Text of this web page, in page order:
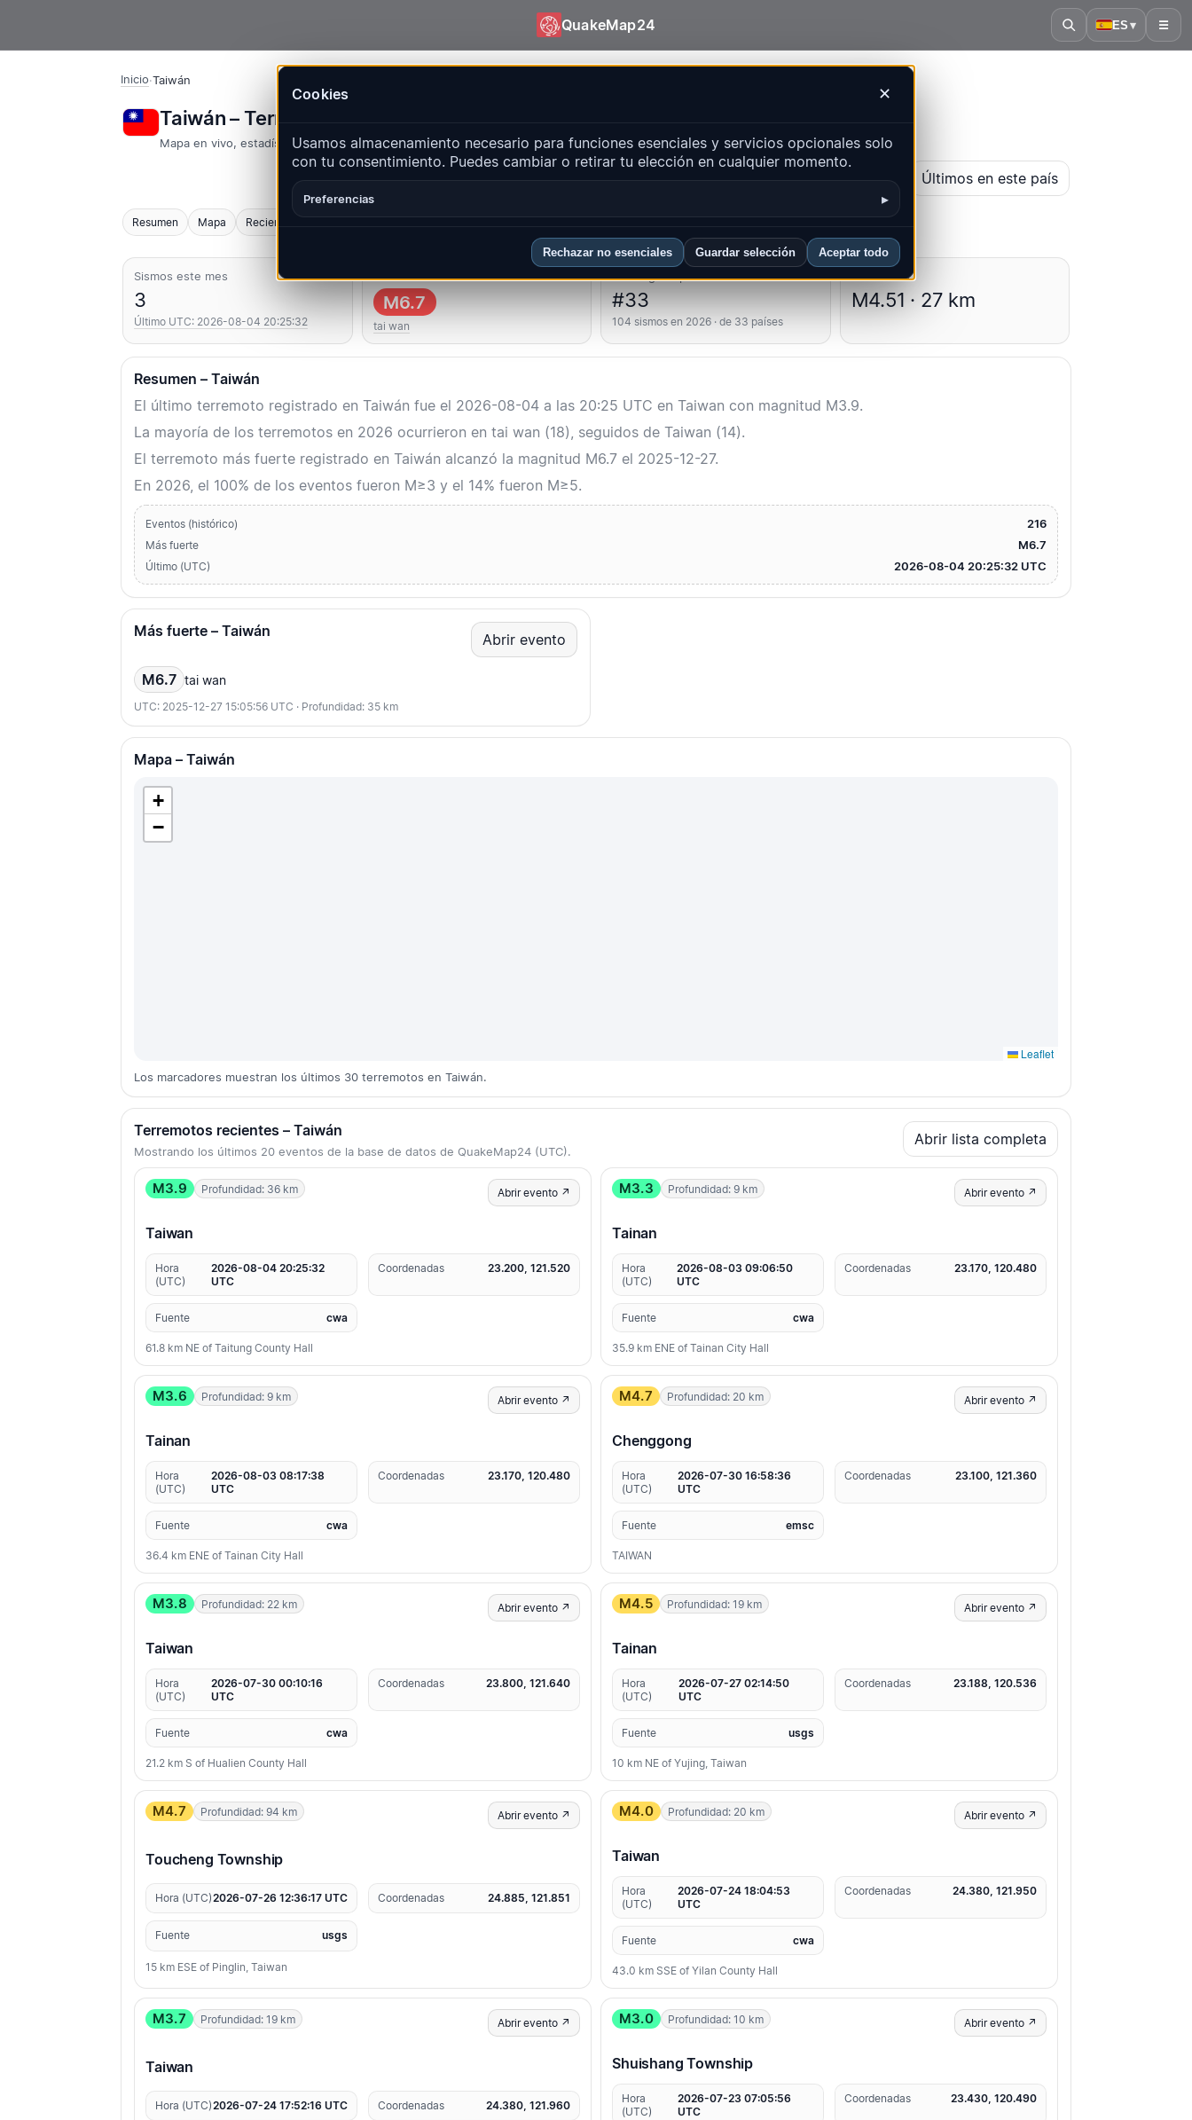
QuakeMap24 ES ▾ ☰
Cookies ✕
Usamos almacenamiento necesario para funciones esenciales y servicios opcionales solo
con tu consentimiento. Puedes cambiar o retirar tu elección en cualquier momento.
Preferencias ▸
Rechazar no esenciales Guardar selección Aceptar todo
Inicio·Taiwán
Taiwán – Terremotos | QuakeMap24
Mapa en vivo, estadísticas y eventos recientes
Abrir mapa histórico Últimos en este país
Resumen Mapa Recientes
Sismos este mes
3
Último UTC: 2026-08-04 20:25:32
Más fuerte
M6.7
tai wan
Ranking del país
#33
104 sismos en 2026 · de 33 países
Promedios
M4.51 · 27 km
Resumen – Taiwán
El último terremoto registrado en Taiwán fue el 2026-08-04 a las 20:25 UTC en Taiwan con magnitud M3.9.
La mayoría de los terremotos en 2026 ocurrieron en tai wan (18), seguidos de Taiwan (14).
El terremoto más fuerte registrado en Taiwán alcanzó la magnitud M6.7 el 2025-12-27.
En 2026, el 100% de los eventos fueron M≥3 y el 14% fueron M≥5.
Eventos (histórico) 216
Más fuerte M6.7
Último (UTC) 2026-08-04 20:25:32 UTC
Más fuerte – Taiwán Abrir evento
M6.7 tai wan
UTC: 2025-12-27 15:05:56 UTC · Profundidad: 35 km
Mapa – Taiwán
+
−
Leaflet
Los marcadores muestran los últimos 30 terremotos en Taiwán.
Terremotos recientes – Taiwán
Mostrando los últimos 20 eventos de la base de datos de QuakeMap24 (UTC).
Abrir lista completa
M3.9 Profundidad: 36 km Abrir evento ↗
Taiwan
Hora
(UTC)
2026-08-04 20:25:32
UTC
Coordenadas 23.200, 121.520
Fuente cwa
61.8 km NE of Taitung County Hall
M3.3 Profundidad: 9 km Abrir evento ↗
Tainan
Hora
(UTC)
2026-08-03 09:06:50
UTC
Coordenadas 23.170, 120.480
Fuente cwa
35.9 km ENE of Tainan City Hall
M3.6 Profundidad: 9 km Abrir evento ↗
Tainan
Hora
(UTC)
2026-08-03 08:17:38
UTC
Coordenadas 23.170, 120.480
Fuente cwa
36.4 km ENE of Tainan City Hall
M4.7 Profundidad: 20 km Abrir evento ↗
Chenggong
Hora
(UTC)
2026-07-30 16:58:36
UTC
Coordenadas 23.100, 121.360
Fuente emsc
TAIWAN
M3.8 Profundidad: 22 km Abrir evento ↗
Taiwan
Hora
(UTC)
2026-07-30 00:10:16
UTC
Coordenadas 23.800, 121.640
Fuente cwa
21.2 km S of Hualien County Hall
M4.5 Profundidad: 19 km Abrir evento ↗
Tainan
Hora
(UTC)
2026-07-27 02:14:50
UTC
Coordenadas 23.188, 120.536
Fuente usgs
10 km NE of Yujing, Taiwan
M4.7 Profundidad: 94 km Abrir evento ↗
Toucheng Township
Hora (UTC)2026-07-26 12:36:17 UTC Coordenadas 24.885, 121.851
Fuente usgs
15 km ESE of Pinglin, Taiwan
M4.0 Profundidad: 20 km Abrir evento ↗
Taiwan
Hora
(UTC)
2026-07-24 18:04:53
UTC
Coordenadas 24.380, 121.950
Fuente cwa
43.0 km SSE of Yilan County Hall
M3.7 Profundidad: 19 km Abrir evento ↗
Taiwan
Hora (UTC)2026-07-24 17:52:16 UTC Coordenadas 24.380, 121.960
M3.0 Profundidad: 10 km Abrir evento ↗
Shuishang Township
Hora
(UTC)
2026-07-23 07:05:56
UTC
Coordenadas 23.430, 120.490